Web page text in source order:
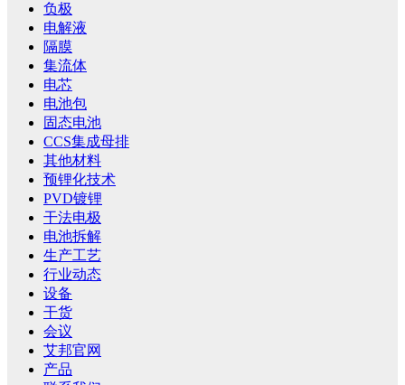
负极
电解液
隔膜
集流体
电芯
电池包
固态电池
CCS集成母排
其他材料
预锂化技术
PVD镀锂
干法电极
电池拆解
生产工艺
行业动态
设备
干货
会议
艾邦官网
产品